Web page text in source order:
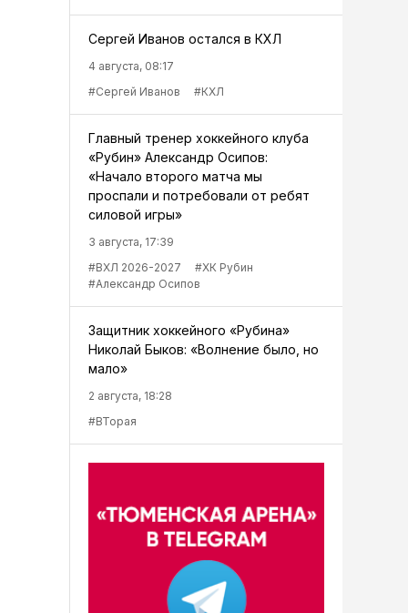
Сергей Иванов остался в КХЛ
4 августа, 08:17
#Сергей Иванов
#КХЛ
Главный тренер хоккейного клуба
«Рубин» Александр Осипов:
«Начало второго матча мы
проспали и потребовали от ребят
силовой игры»
3 августа, 17:39
#ВХЛ 2026-2027
#ХК Рубин
#Александр Осипов
Защитник хоккейного «Рубина»
Николай Быков: «Волнение было, но
мало»
2 августа, 18:28
#ВТорая